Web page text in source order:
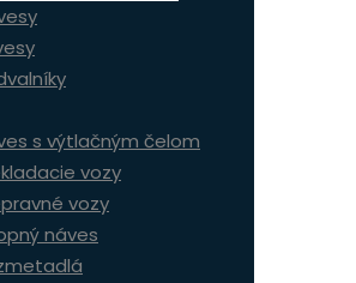
s výtlačným čelom
vozy
vozy
náves